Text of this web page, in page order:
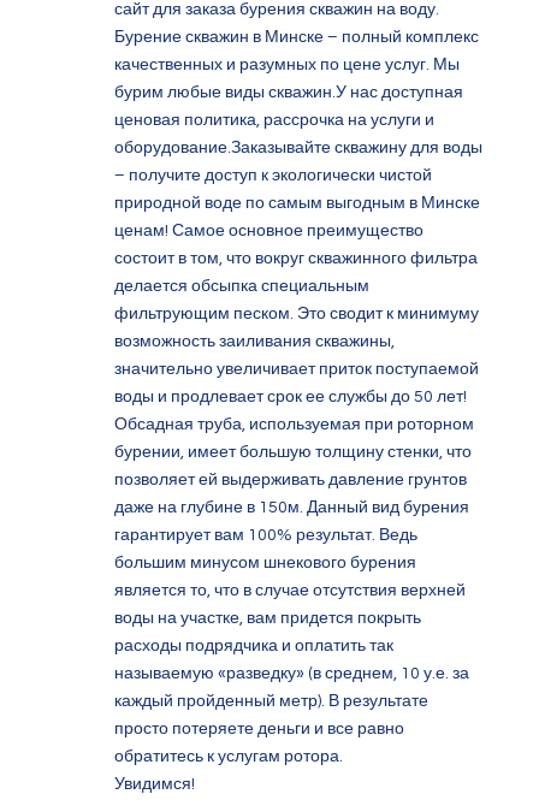
сайт для заказа бурения скважин на воду.
Бурение скважин в Минске – полный комплекс
качественных и разумных по цене услуг. Мы
бурим любые виды скважин.У нас доступная
ценовая политика, рассрочка на услуги и
оборудование.Заказывайте скважину для воды
– получите доступ к экологически чистой
природной воде по самым выгодным в Минске
ценам! Самое основное преимущество
состоит в том, что вокруг скважинного фильтра
делается обсыпка специальным
фильтрующим песком. Это сводит к минимуму
возможность заиливания скважины,
значительно увеличивает приток поступаемой
воды и продлевает срок ее службы до 50 лет!
Обсадная труба, используемая при роторном
бурении, имеет большую толщину стенки, что
позволяет ей выдерживать давление грунтов
даже на глубине в 150м. Данный вид бурения
гарантирует вам 100% результат. Ведь
большим минусом шнекового бурения
является то, что в случае отсутствия верхней
воды на участке, вам придется покрыть
расходы подрядчика и оплатить так
называемую «разведку» (в среднем, 10 у.е. за
каждый пройденный метр). В результате
просто потеряете деньги и все равно
обратитесь к услугам ротора.
Увидимся!